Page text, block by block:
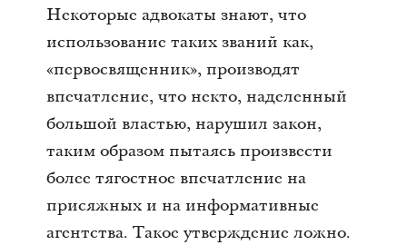
Некоторые адвокаты знают, что
использование таких званий как,
«первосвященник», производят
впечатление, что некто, наделенный
большой властью, нарушил закон,
таким образом пытаясь произвести
более тягостное впечатление на
присяжных и на информативные
агентства. Такое утверждение ложно.